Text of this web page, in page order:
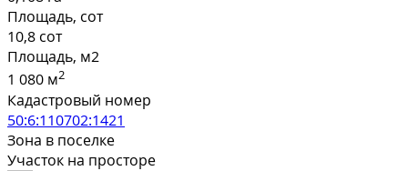
Площадь, сот
10,8 сот
Площадь, м2
1 080 м2
Кадастровый номер
50:6:110702:1421
Зона в поселке
Участок на просторе